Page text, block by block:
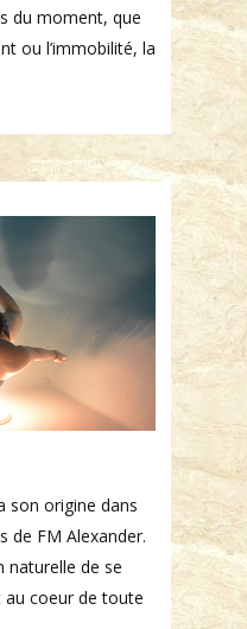
du moment, que
ou l’immobilité, la
son origine dans
de FM Alexander.
naturelle de se
au coeur de toute